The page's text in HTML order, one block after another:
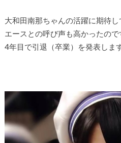
大和田南那ちゃんの活躍に期待
エースとの呼び声も高かったの
4年目で引退（卒業）を発表します